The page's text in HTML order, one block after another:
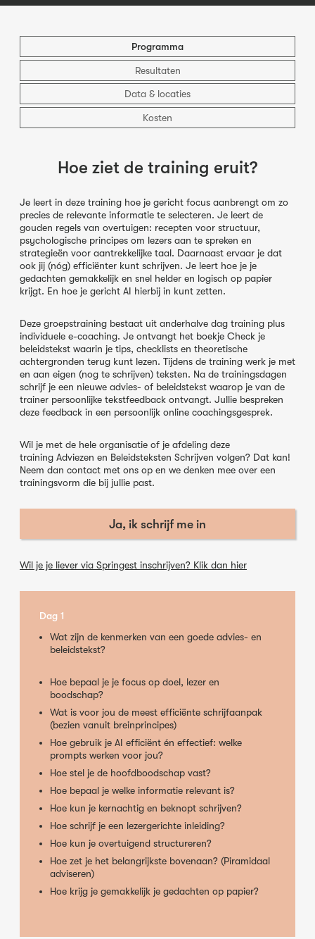
Programma
Resultaten
Data & locaties
Kosten
Hoe ziet de training eruit?
Je leert in deze training hoe je gericht focus aanbrengt om zo
precies de relevante informatie te selecteren. Je leert de
gouden regels van overtuigen: recepten voor structuur,
psychologische principes om lezers aan te spreken en
strategieën voor aantrekkelijke taal. Daarnaast ervaar je dat
ook jij (nóg) efficiënter kunt schrijven. Je leert hoe je je
gedachten gemakkelijk en snel helder en logisch op papier
krijgt. En hoe je gericht AI hierbij in kunt zetten.
Deze groepstraining bestaat uit anderhalve dag training plus
individuele e-coaching. Je ontvangt het boekje Check je
beleidstekst waarin je tips, checklists en theoretische
achtergronden terug kunt lezen. Tijdens de training werk je met
en aan eigen (nog te schrijven) teksten. Na de trainingsdagen
schrijf je een nieuwe advies- of beleidstekst waarop je van de
trainer persoonlijke tekstfeedback ontvangt. Jullie bespreken
deze feedback in een persoonlijk online coachingsgesprek.
Wil je met de hele organisatie of je afdeling deze
training Adviezen en Beleidsteksten Schrijven volgen? Dat kan!
Neem dan contact met ons op en we denken mee over een
trainingsvorm die bij jullie past.
Ja, ik schrijf me in
Wil je je liever via Springest inschrijven? Klik dan hier
Dag 1
Wat zijn de kenmerken van een goede advies- en
beleidstekst?
Hoe bepaal je je focus op doel, lezer en
boodschap?
Wat is voor jou de meest efficiënte schrijfaanpak
(bezien vanuit breinprincipes)
Hoe gebruik je AI efficiënt én effectief: welke
prompts werken voor jou?
Hoe stel je de hoofdboodschap vast?
Hoe bepaal je welke informatie relevant is?
Hoe kun je kernachtig en beknopt schrijven?
Hoe schrijf je een lezergerichte inleiding?
Hoe kun je overtuigend structureren?
Hoe zet je het belangrijkste bovenaan? (Piramidaal
adviseren)
Hoe krijg je gemakkelijk je gedachten op papier?